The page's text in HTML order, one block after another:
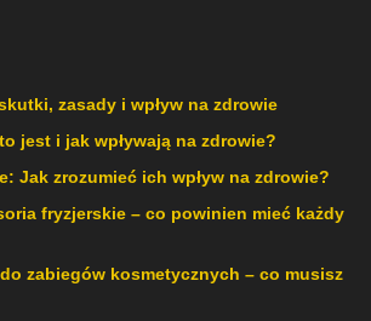
zasady i wpływ na zdrowie
jest i jak wpływają na zdrowie?
Jak zrozumieć ich wpływ na zdrowie?
fryzjerskie – co powinien mieć każdy
zabiegów kosmetycznych – co musisz